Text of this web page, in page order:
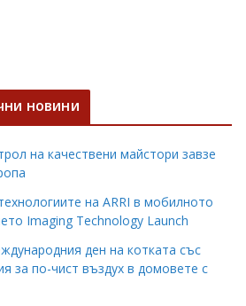
новини
на качествени майстори завзе
на ARRI в мобилното
Imaging Technology Launch
ден на котката със
за по-чист въздух в домовете с